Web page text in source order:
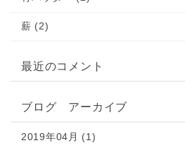
薪 (2)
最近のコメント
ブログ アーカイブ
2019年04月 (1)